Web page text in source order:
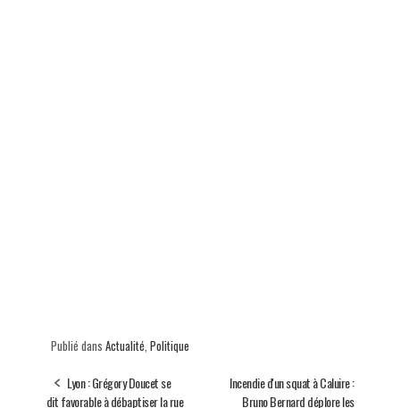
Publié dans Actualité, Politique
Lyon : Grégory Doucet se
dit favorable à débaptiser la rue
Incendie d'un squat à Caluire :
Bruno Bernard déplore les